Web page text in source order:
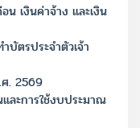
เงินค่าจ้าง และเงิน
บัตรประจำตัวเจ้า
. 2569
ละการใช้งบประมาณ